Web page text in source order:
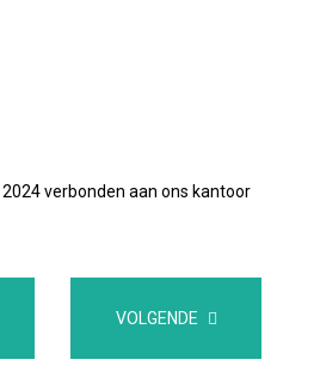
2024 verbonden aan ons kantoor
VOLGENDE